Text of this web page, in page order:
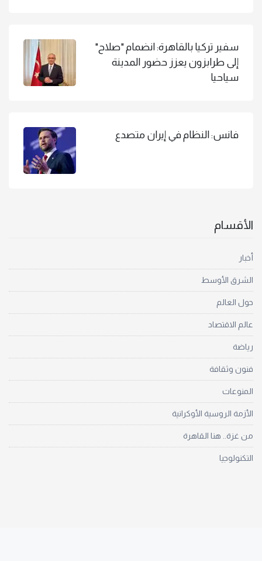
سفير تركيا بالقاهرة: انضمام "صلاح"
إلى طرابزون يعزز حضور المدينة
سياحيا
فانس: النظام في إيران متصدع
الأقسام
أخبار
الشرق الأوسط
حول العالم
عالم الاقتصاد
رياضة
فنون وثقافة
المنوعات
الأزمة الروسية الأوكرانية
من غزة.. هنا القاهرة
التكنولوجيا